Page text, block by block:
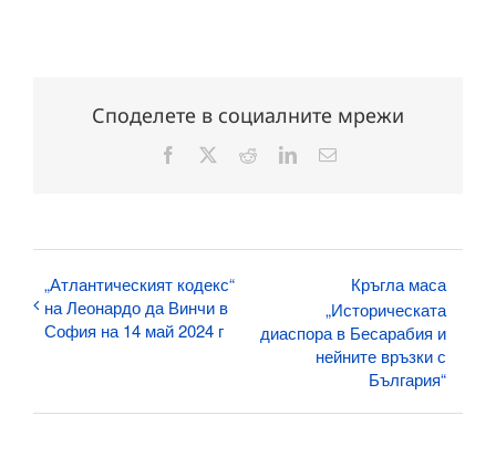
Споделете в социалните мрежи
Facebook RedditLinkedInЕлектронна
„Атлантическият кодекс“
на Леонардо да Винчи в
София на 14 май 2024 г
Кръгла маса
„Историческата
диаспора в Бесарабия и
нейните връзки с
България“